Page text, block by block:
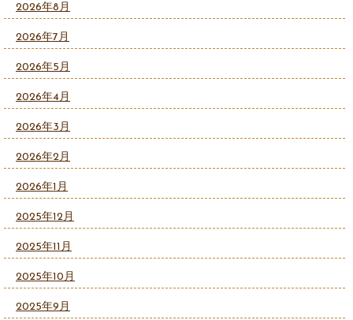
2026年8月
2026年7月
2026年5月
2026年4月
2026年3月
2026年2月
2026年1月
2025年12月
2025年11月
2025年10月
2025年9月